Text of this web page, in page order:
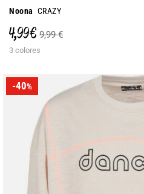
Noona CRAZY
4,99 € 9,99 €
3 colores
-40%